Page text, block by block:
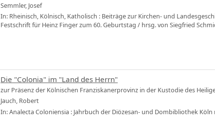
Semmler, Josef
In: Rheinisch, Kölnisch, Katholisch : Beiträge zur Kirchen- und
Festschrift für Heinz Finger zum 60. Geburtstag / hrsg. von Siegfried
Die "Colonia" im "Land des Herrn"
zur Präsenz der Kölnischen Franziskanerprovinz in der Kustodie des
Jauch, Robert
In: Analecta Coloniensia : Jahrbuch der Diözesan- und Dombibliothek